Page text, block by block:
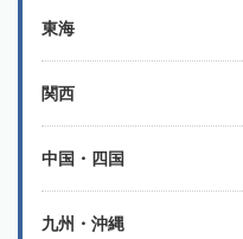
東海
関西
中国・四国
九州・沖縄